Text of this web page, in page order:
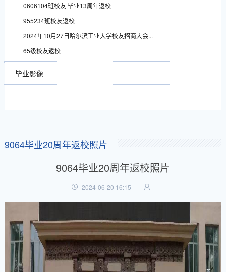
0606104班校友 毕业13周年返校
955234班校友返校
2024年10月27日哈尔滨工业大学校友招商大会...
65级校友返校
毕业影像
9064毕业20周年返校照片
9064毕业20周年返校照片
2024-06-20 16:15